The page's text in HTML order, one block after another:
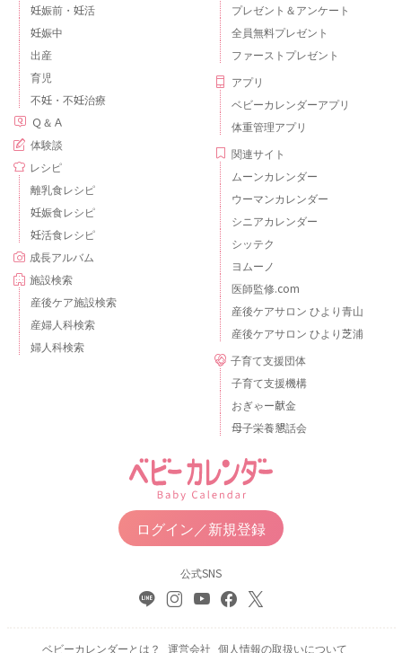
妊娠前・妊活
妊娠中
出産
育児
不妊・不妊治療
Ｑ＆Ａ
体験談
レシピ
離乳食レシピ
妊娠食レシピ
妊活食レシピ
成長アルバム
施設検索
産後ケア施設検索
産婦人科検索
婦人科検索
プレゼント＆アンケート
全員無料プレゼント
ファーストプレゼント
アプリ
ベビーカレンダーアプリ
体重管理アプリ
関連サイト
ムーンカレンダー
ウーマンカレンダー
シニアカレンダー
シッテク
ヨムーノ
医師監修.com
産後ケアサロン ひより青山
産後ケアサロン ひより芝浦
子育て支援団体
子育て支援機構
おぎゃー献金
母子栄養懇話会
ログイン／新規登録
公式SNS
ベビーカレンダーとは？ 運営会社 個人情報の取扱いについて